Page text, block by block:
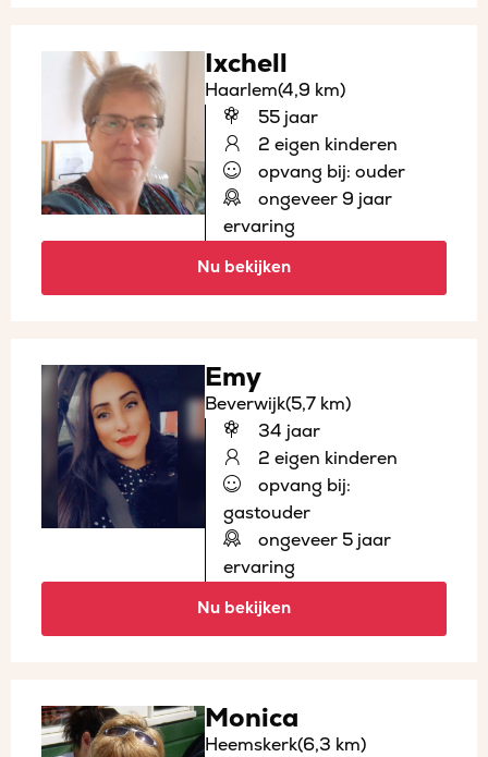
Ixchell
Haarlem(4,9 km)
55 jaar
2 eigen kinderen
opvang bij: ouder
ongeveer 9 jaar
ervaring
Nu bekijken
Emy
Beverwijk(5,7 km)
34 jaar
2 eigen kinderen
opvang bij:
gastouder
ongeveer 5 jaar
ervaring
Nu bekijken
Monica
Heemskerk(6,3 km)